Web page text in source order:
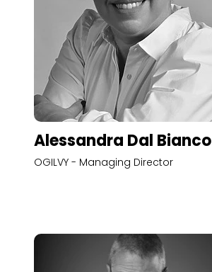
Alessandra Dal Bianco
OGILVY - Managing Director